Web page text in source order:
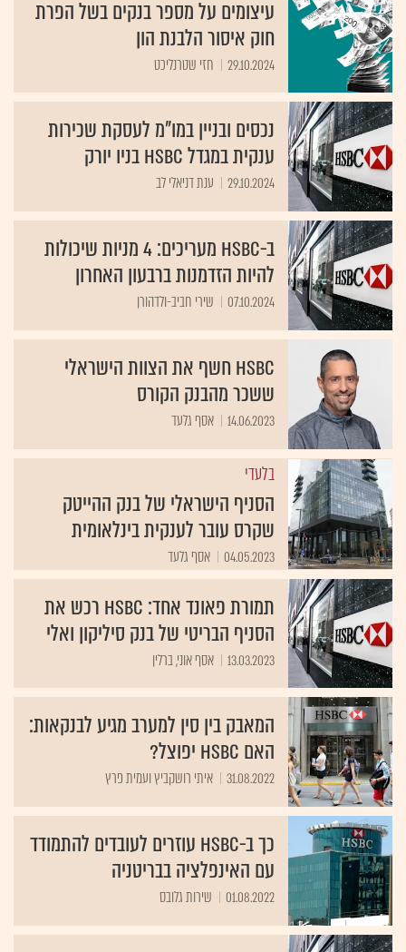
עיצומים על מספר בנקים בשל הפרת
חוק איסור הלבנת הון
29.10.2024 חזי שטרנליכט
נכסים ובניין במו"מ לעסקת שכירות
ענקית במגדל HSBC בניו יורק
29.10.2024 ענת דניאלי לב
ב-HSBC מעריכים: 4 מניות שיכולות
להיות הזדמנות ברבעון האחרון
07.10.2024 שירי חביב-ולדהורן
HSBC חשף את הצוות הישראלי
ששכר מהבנק הקורס
14.06.2023 אסף גלעד
בלעדי
הסניף הישראלי של בנק ההייטק
שקרס עובר לענקית בינלאומית
04.05.2023 אסף גלעד
תמורת פאונד אחד: HSBC רכש את
הסניף הבריטי של בנק סיליקון ואלי
13.03.2023 אסף אוני, ברלין
המאבק בין סין למערב מגיע לבנקאות:
האם HSBC יפוצל?
31.08.2022 איתי רושקביץ ועמית פרץ
כך ב-HSBC עוזרים לעובדים להתמודד
עם האינפלציה בבריטניה
01.08.2022 שירות גלובס